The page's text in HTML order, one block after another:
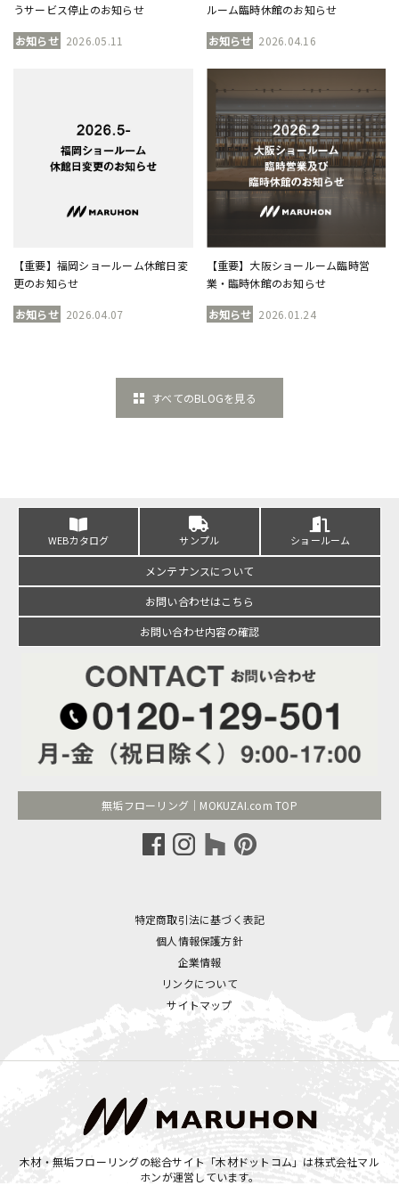
うサービス停止のお知らせ
お知らせ 2026.05.11
ルーム臨時休館のお知らせ
お知らせ 2026.04.16
【重要】福岡ショールーム休館日変
更のお知らせ
お知らせ 2026.04.07
【重要】大阪ショールーム臨時営
業・臨時休館のお知らせ
お知らせ 2026.01.24
すべてのBLOGを見る
WEBカタログ サンプル ショールーム
メンテナンスについて
お問い合わせはこちら
お問い合わせ内容の確認
無垢フローリング｜MOKUZAI.com TOP
特定商取引法に基づく表記
個人情報保護方針
企業情報
リンクについて
サイトマップ
木材・無垢フローリングの総合サイト「木材ドットコム」は株式会社マル
ホンが運営しています。